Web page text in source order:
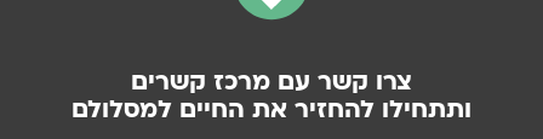
צרו קשר עם מרכז קשרים
ותתחילו להחזיר את החיים למסלולם